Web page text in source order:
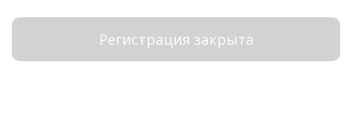
Регистрация закрыта